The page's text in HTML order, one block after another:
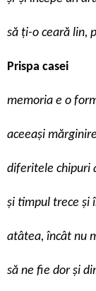
să ți-o ceară lin,
Prispa casei
memoria e o
aceeași
diferitele chipuri
și timpul trece și
atâtea, încât nu
să ne fie dor și